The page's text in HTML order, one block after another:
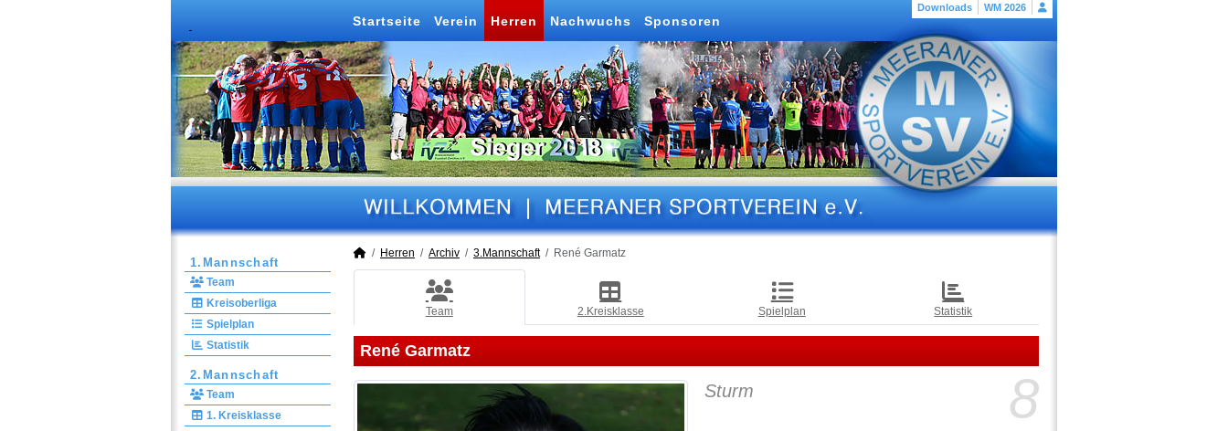
Downloads WM 2026
Startseite Verein Herren Nachwuchs Sponsoren
1.Mannschaft
Team
Kreisoberliga
Spielplan
Statistik
2.Mannschaft
Team
1. Kreisklasse
Herren Archiv 3.Mannschaft René Garmatz
Team 2.Kreisklasse Spielplan Statistik
René Garmatz
8
Sturm